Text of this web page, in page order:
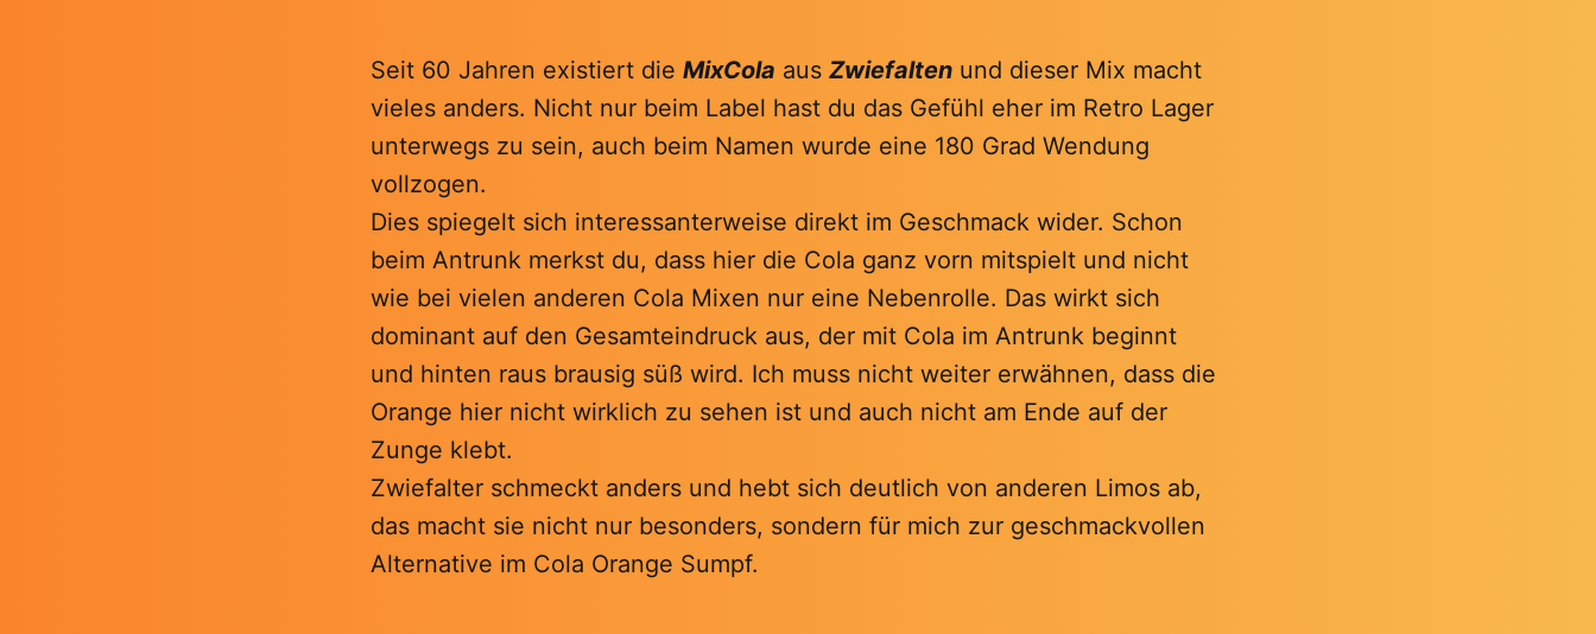
Seit 60 Jahren existiert die MixCola aus Zwiefalten und dieser Mix macht
vieles anders. Nicht nur beim Label hast du das Gefühl eher im Retro Lager
unterwegs zu sein, auch beim Namen wurde eine 180 Grad Wendung
vollzogen.
Dies spiegelt sich interessanterweise direkt im Geschmack wider. Schon
beim Antrunk merkst du, dass hier die Cola ganz vorn mitspielt und nicht
wie bei vielen anderen Cola Mixen nur eine Nebenrolle. Das wirkt sich
dominant auf den Gesamteindruck aus, der mit Cola im Antrunk beginnt
und hinten raus brausig süß wird. Ich muss nicht weiter erwähnen, dass die
Orange hier nicht wirklich zu sehen ist und auch nicht am Ende auf der
Zunge klebt.
Zwiefalter schmeckt anders und hebt sich deutlich von anderen Limos ab,
das macht sie nicht nur besonders, sondern für mich zur geschmackvollen
Alternative im Cola Orange Sumpf.